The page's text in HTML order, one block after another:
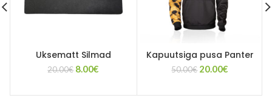
Uksematt Silmad
20.00€ Algne
8.00€
Kapuutsiga pusa Panter
50.00€ Algne
20.00€